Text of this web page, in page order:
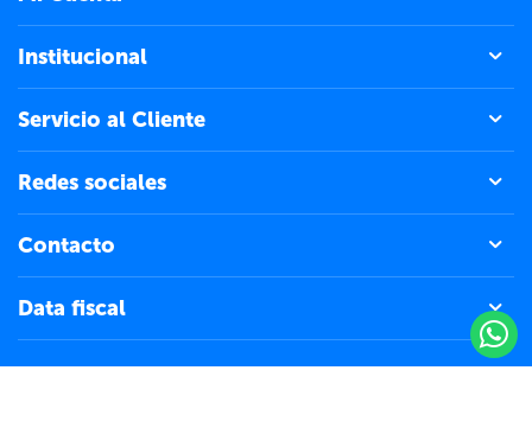
Institucional
Servicio al Cliente
Redes sociales
Contacto
Data fiscal